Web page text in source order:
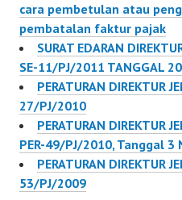
cara pembetulan atau
pembatalan faktur pajak
SURAT EDARAN
SE-11/PJ/2011 TANGGAL
PERATURAN DIREKTUR
27/PJ/2010
PERATURAN DIREKTUR
PER-49/PJ/2010, Tanggal
PERATURAN DIREKTUR
53/PJ/2009